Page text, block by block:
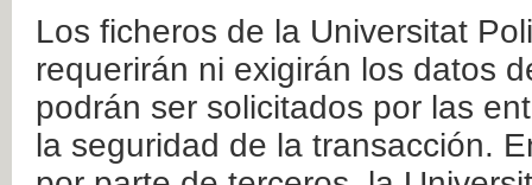
Los ficheros de la Universitat
requerirán ni exigirán los datos
podrán ser solicitados por las
la seguridad de la transacción.